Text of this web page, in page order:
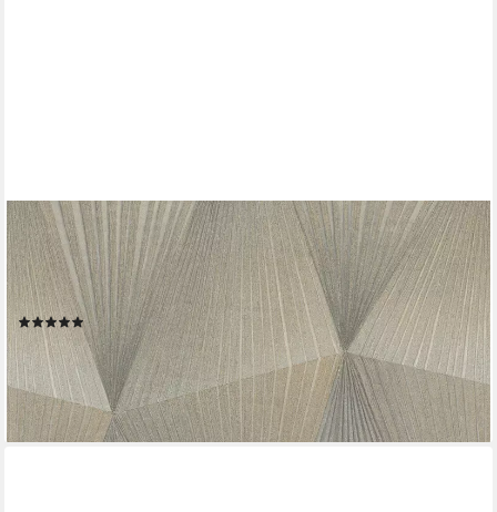
RASCH
Vliestapete Cairo - Selbstklebende Tapete 3D Effekt von tesa® x
rasch®, strukturiert, 3D-Optik, Gold-Optik, geometrisch, (1 Rolle,
1 St), selbstklebend, 6,00m x 0,53m
(1)
39,00 €
(12,26 €/ 1 qm)
lieferbar - in 2-3 Werktagen bei dir